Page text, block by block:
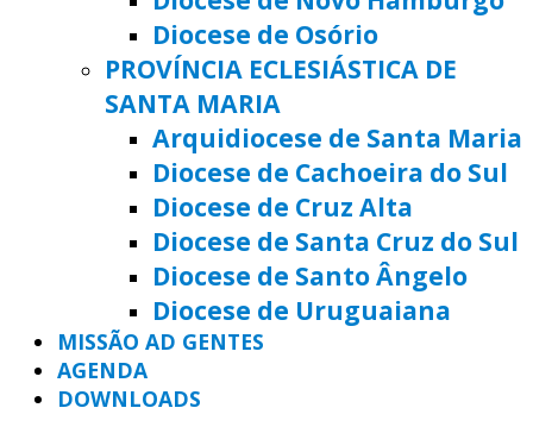
Diocese de Osório
PROVÍNCIA ECLESIÁSTICA DE
SANTA MARIA
Arquidiocese de Santa Maria
Diocese de Cachoeira do Sul
Diocese de Cruz Alta
Diocese de Santa Cruz do Sul
Diocese de Santo Ângelo
Diocese de Uruguaiana
MISSÃO AD GENTES
AGENDA
DOWNLOADS